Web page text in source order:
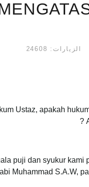
الزيارات: 24608
Ustaz, apakah
puji dan syukur kami
Muhammad S.A.W,